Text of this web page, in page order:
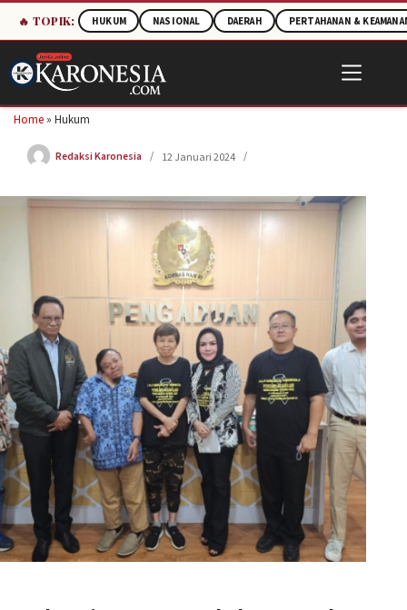
🔥 TOPIK: HUKUM NASIONAL DAERAH PERTAHANAN &
to
content
Home » Hukum
Redaksi Karonesia 12 Januari 2024